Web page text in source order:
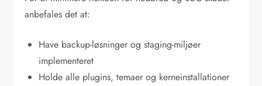
anbefales det at:
Have backup-løsninger og staging-miljøer
implementeret
Holde alle plugins, temaer og kerneinstallationer